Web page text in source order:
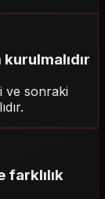
ve sonraki
farklılık